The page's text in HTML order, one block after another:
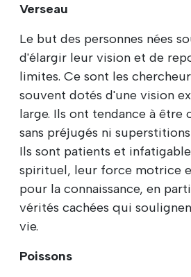
Verseau
Le but des personnes nées
d'élargir leur vision et de
limites. Ce sont les
souvent dotés d'une vision
large. Ils ont tendance à être
sans préjugés ni
Ils sont patients et
spirituel, leur force motrice
pour la connaissance, en
vérités cachées qui
vie.
Poissons